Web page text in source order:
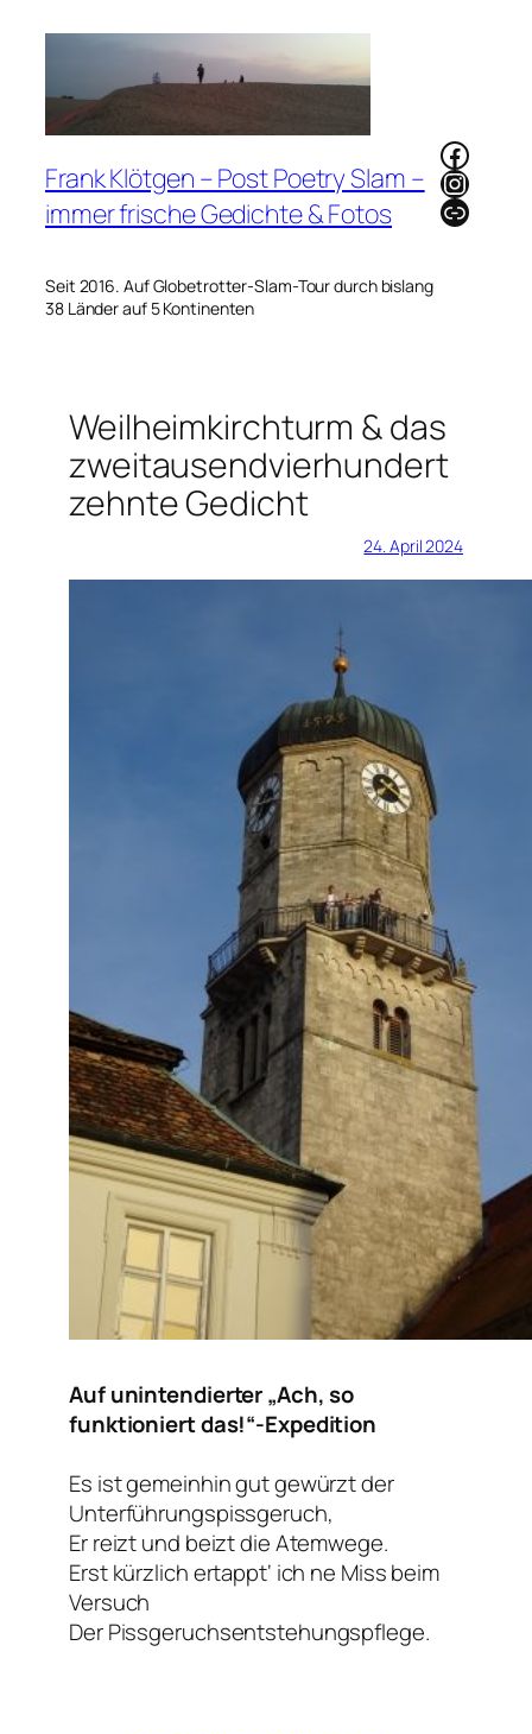
Frank Klötgen – Post Poetry Slam –
immer frische Gedichte & Fotos
Seit 2016. Auf Globetrotter-Slam-Tour durch bislang
38 Länder auf 5 Kontinenten
Link
Weilheimkirchturm & das
zweitausendvierhundert
zehnte Gedicht
24. April 2024
Auf unintendierter „Ach, so
funktioniert das!“-Expedition
Es ist gemeinhin gut gewürzt der
Unterführungspissgeruch,
Er reizt und beizt die Atemwege.
Erst kürzlich ertappt‘ ich ne Miss beim
Versuch
Der Pissgeruchsentstehungspflege.